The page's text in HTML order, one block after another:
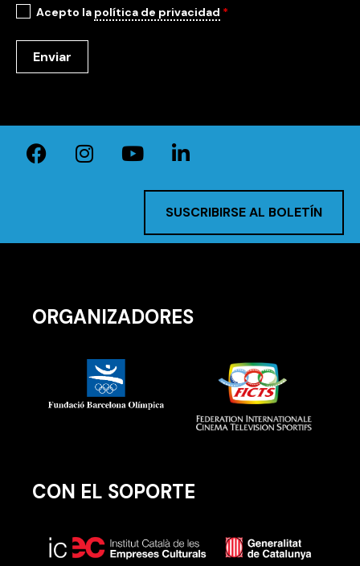
Acepto la política de privacidad *
SUSCRIBIRSE AL BOLETÍN
ORGANIZADORES
CON EL SOPORTE